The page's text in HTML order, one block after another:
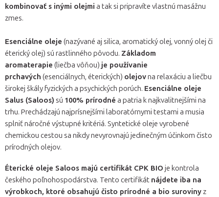
kombinovať s inými olejmi a tak si pripravíte vlastnú masážnu
zmes.
Esenciálne oleje (nazývané aj silica, aromatický olej, vonný olej či
éterický olej) sú rastlinného pôvodu. Základom
aromaterapie (liečba vôňou) je používanie
prchavých (esenciálnych, éterických) olejovna relaxáciu a liečbu
širokej škály fyzických a psychických porúch. Esenciálne oleje
Salus (Saloos) sú 100% prírodné a patria k najkvalitnejšími na
trhu. Prechádzajú najprísnejšími laboratórnymi testami a musia
splniť náročné výstupné kritériá. Syntetické oleje vyrobené
chemickou cestou sa nikdy nevyrovnajú jedinečným účinkom čisto
prírodných olejov.
Éterické oleje Saloos majú certifikát CPK BIO je kontrola
českého poľnohospodárstva. Tento certifikát nájdete iba na
výrobkoch, ktoré obsahujú čisto prírodné a bio suroviny z